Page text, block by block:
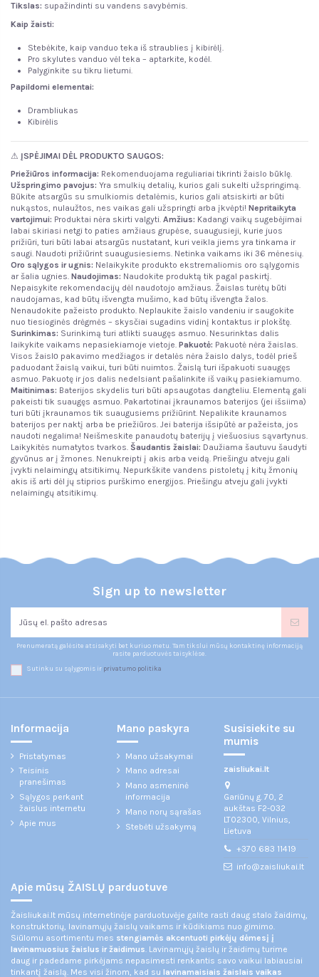
Tikslas: supažindinti su vandens savybėmis.
Kaip žaisti:
Stebėkite, kaip vanduo teka iš straublies į kibirėlį.
Pro skylutes vanduo vėl teka – aptarkite, kodėl.
Palyginkite su tikru lietumi.
Papildomi elementai:
Drambliukas
Kibirėlis
⚠ ĮSPĖJIMAI DĖL PRODUKTO SAUGOS:
Priežiūros informacija: Rekomenduojama reguliariai tikrinti žaislo būklę.
Užspringimo pavojus: Yra smulkių detalių, kurios gali sukelti užspringimą.
Būkite atsargūs su smulkiomis detalėmis, kurios gali atsiskirti ar būti
nukąstos, nulaužtos, nes vaikas gali užspringti arba įkvėpti! Nepritaikyta
vartojimui: Produktai nėra skirti valgyti. Amžius: Kadangi vaikų sugebėjimai
labai skiriasi netgi to paties amžiaus grupėse, suaugusieji, kurie juos
prižiūri, turi būti labai atsargūs nustatant, kuri veikla jiems yra tinkama ir
saugi. Naudoti prižiūrint suaugusiesiems. Netinka vaikams iki 36 mėnesių.
Oro sąlygos ir ugnis: Nelaikykite produkto ekstremaliomis oro sąlygomis
ar šalia ugnies. Naudojimas: Naudokite produktą tik pagal paskirtį.
Nepaisykite rekomendacijų dėl naudotojo amžiaus. Žaislas turėtų būti
naudojamas, kad būtų išvengta mušimo, kad būtų išvengta žalos.
Nenaudokite pažeisto produkto. Neplaukite žaislo vandeniu ir saugokite
nuo tiesioginės drėgmės – skysčiai sugadins vidinį kontaktus ir plokštę.
Surinkimas: Surinkimą turi atlikti suaugęs asmuo. Nesurinktas dalis
laikykite vaikams nepasiekiamoje vietoje. Pakuotė: Pakuotė nėra žaislas.
Visos žaislо pakavimo medžiagos ir detalės nėra žaislo dalys, todėl prieš
paduodant žaislą vaikui, turi būti nuimtos. Žaislą turi išpakuoti suaugęs
asmuo. Pakuotę ir jos dalis nedelsiant pašalinkite iš vaikų pasiekiamumo.
Maitinimas: Baterijos skydelis turi būti apsaugotas dangteliu. Elementą gali
pakeisti tik suaugęs asmuo. Pakartotinai įkraunamos baterijos (jei išsiima)
turi būti įkraunamos tik suaugusiems prižiūrint. Nepalikite kraunamos
baterijos per naktį arba be priežiūros. Jei baterija išsipūtė ar pažeista, jos
naudoti negalima! Neišmeskite panaudotų baterijų į viešuosius sąvartynus.
Laikykitės numatytos tvarkos. Šaudantis žaislai: Daužiama šautuvu šaudyti
gyvūnus ar į žmones. Nenukreipti į akis arba veidą. Priešingu atveju gali
įvykti nelaimingų atsitikimų. Nepurkškite vandens pistoletų į kitų žmonių
akis iš arti dėl jų stiprios purškimo energijos. Priešingu atveju gali įvykti
nelaimingų atsitikimų.
Sign up to newsletter
Prenumeratą galėsite atsisakyti bet kuriuo metu. Tam tikslui mūsų kontaktinę informaciją
rasite parduotuvės taisyklėse.
Sutinku su sąlygomis ir privatumo politika
Informacija
Pristatymas
Teisinis
pranešimas
Sąlygos perkant
žaislus internetu
Apie mus
Mano paskyra
Mano užsakymai
Mano adresai
Mano asmeninė
informacija
Mano norų sąrašas
Stebėti užsakymą
Susisiekite su
mumis
zaisliukai.lt
Gariūnų g. 70, 2
aukštas F2-032
LT02300, Vilnius,
Lietuva
+370 683 11419
info@zaisliukai.lt
Apie mūsų ŽAISLŲ parduotuve
Žaisliukai.lt mūsų internetinėje parduotuvėje galite rasti daug stalo žaidimų,
konstruktorių, lavinamųjų žaislų vaikams ir kūdikiams nuo gimimo.
Siūlomu asortimentu mes stengiamės akcentuoti pirkėjų dėmesį į
lavinamuosius žaislus ir žaidimus. Lavinamųjų žaislų ir žaidimų turime
daug ir padedame pirkėjams nepasimesti renkantis savo vaikui labiausiai
tinkantį žaislą. Mes visi žinom, kad su lavinamaisiais žaislais vaikas